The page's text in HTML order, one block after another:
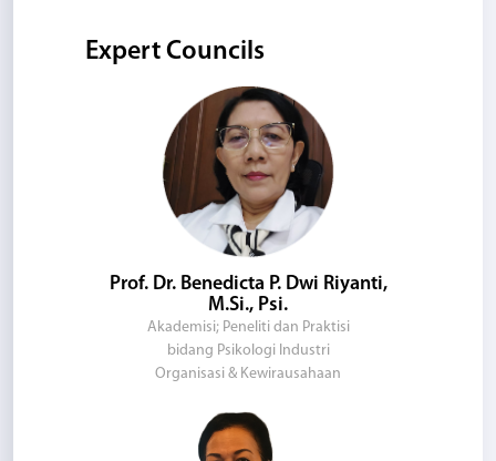
Expert Councils
Prof. Dr. Benedicta P. Dwi Riyanti,
M.Si., Psi.
Akademisi; Peneliti dan Praktisi
bidang Psikologi Industri
Organisasi & Kewirausahaan